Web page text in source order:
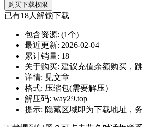
购买下载权限
已有18人解锁下载
包含资源: (1个)
最近更新: 2026-02-04
累计销量: 18
关于购买: 建议充值余额购买，
详情: 见文章
格式: 压缩包(需要解压）
解压码: way29.top
提示: 隐藏区域即为下载地址，